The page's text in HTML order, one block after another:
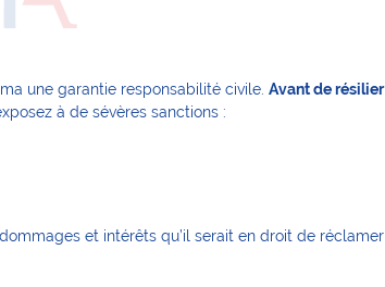
une garantie responsabilité civile. Avant de résilier
à de sévères sanctions :
et intérêts qu’il serait en droit de réclamer